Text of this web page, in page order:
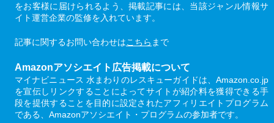
をお客様に届けられるよう、掲載記事には、当該ジャンル情報サ
イト運営企業の監修を入れています。
記事に関するお問い合わせはこちら まで
Amazonアソシエイト広告掲載について
マイナビニュース 水まわりのレスキューガイドは、Amazon.co.jp
を宣伝しリンクすることによってサイトが紹介料を獲得できる手
段を提供することを目的に設定されたアフィリエイトプログラム
である、Amazonアソシエイト・プログラムの参加者です。